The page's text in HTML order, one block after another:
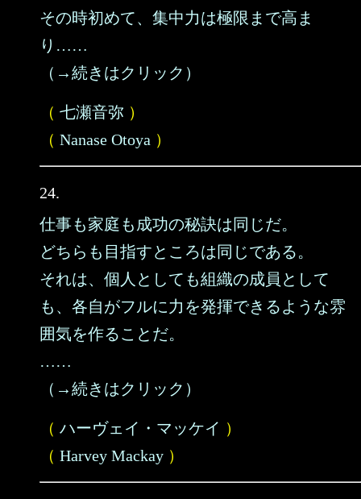
その時初めて、集中力は極限まで高ま
り……
（→続きはクリック）
（ 七瀬音弥 ）
（ Nanase Otoya ）
24.
仕事も家庭も成功の秘訣は同じだ。
どちらも目指すところは同じである。
それは、個人としても組織の成員として
も、各自がフルに力を発揮できるような雰
囲気を作ることだ。
……
（→続きはクリック）
（ ハーヴェイ・マッケイ ）
（ Harvey Mackay ）